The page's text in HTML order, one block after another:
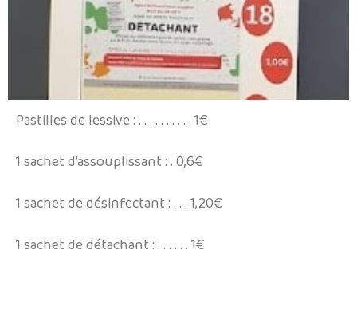
Pastilles de lessive : . . . . . . . . . . 1€
1 sachet d’assouplissant : . 0,6€
1 sachet de désinfectant : . . . 1,20€
1 sachet de détachant : . . . . . . 1€